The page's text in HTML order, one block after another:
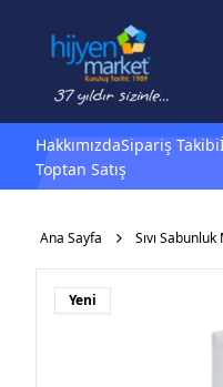
HakkımızdaSipariş Takibi
Toptan Satış1.500 TL ve
Ana Sayfa Sıvı
Yeni